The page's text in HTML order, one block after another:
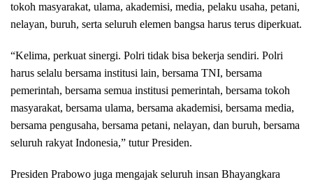
tokoh masyarakat, ulama, akademisi, media, pelaku usaha, petani,
nelayan, buruh, serta seluruh elemen bangsa harus terus diperkuat.
“Kelima, perkuat sinergi. Polri tidak bisa bekerja sendiri. Polri
harus selalu bersama institusi lain, bersama TNI, bersama
pemerintah, bersama semua institusi pemerintah, bersama tokoh
masyarakat, bersama ulama, bersama akademisi, bersama media,
bersama pengusaha, bersama petani, nelayan, dan buruh, bersama
seluruh rakyat Indonesia,” tutur Presiden.
Presiden Prabowo juga mengajak seluruh insan Bhayangkara